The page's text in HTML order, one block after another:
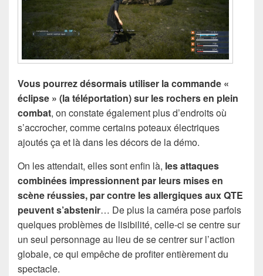
Vous pourrez désormais utiliser la commande «
éclipse » (la téléportation) sur les rochers en plein
combat, on constate également plus d’endroits où
s’accrocher, comme certains poteaux électriques
ajoutés ça et là dans les décors de la démo.
On les attendait, elles sont enfin là, les attaques
combinées impressionnent par leurs mises en
scène réussies, par contre les allergiques aux QTE
peuvent s’abstenir… De plus la caméra pose parfois
quelques problèmes de lisibilité, celle-ci se centre sur
un seul personnage au lieu de se centrer sur l’action
globale, ce qui empêche de profiter entièrement du
spectacle.